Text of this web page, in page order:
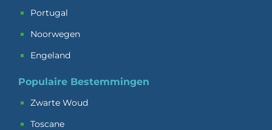
Portugal
Noorwegen
Engeland
Populaire Bestemmingen
Zwarte Woud
Toscane